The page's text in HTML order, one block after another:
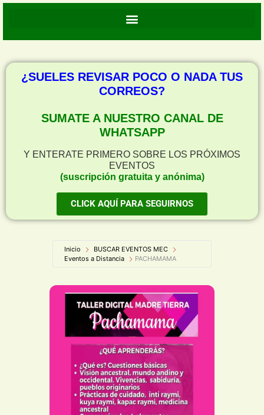
¿SUELES REVISAR POCO O NADA TUS
CORREOS?
SUMATE A NUESTRO CANAL DE
WHATSAPP
Y ENTERATE PRIMERO SOBRE LOS PRÓXIMOS
EVENTOS
(suscripción gratuita y anónima)
CLICK AQUÍ PARA SEGUIRNOS
Inicio
BUSCAR EVENTOS MEC
Eventos a Distancia
PACHAMAMA